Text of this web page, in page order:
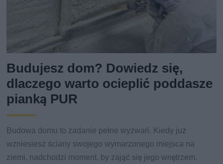
Budujesz dom? Dowiedz się,
dlaczego warto ocieplić poddasze
pianką PUR
Budowa domu to zadanie pełne wyzwań. Kiedy już
wzniesiesz ściany swojego wymarzonego miejsca na
ziemi, nadchodzi moment, by zająć się jego wnętrzem.